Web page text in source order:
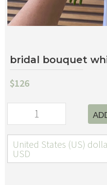
bridal bouquet
$126
United States (US)
USD